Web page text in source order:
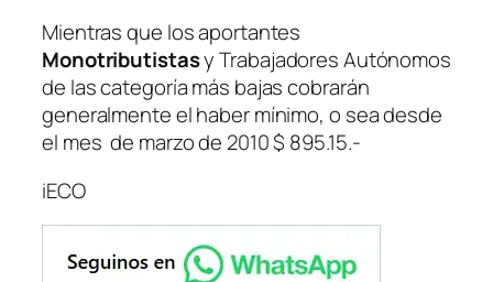
Mientras que los aportantes
Monotributistasy Trabajadores Autónomos
de las categoría más bajas cobrarán
generalmente el haber mínimo, o sea desde
el mes de marzo de 2010 $ 895.15.-
iECO